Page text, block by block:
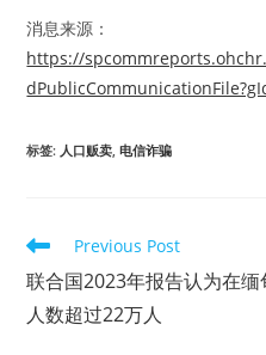
消息来源：
https://
标签: 人口贩卖 电信诈骗
Read
articles
Previous Post
联合国2023年报告认为在
人数超过22万人